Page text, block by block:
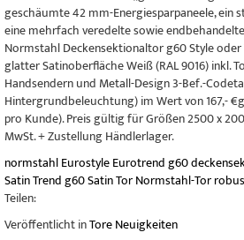
geschäumte 42 mm-Energiesparpaneele, ein
eine mehrfach veredelte sowie
Normstahl Deckensektionaltor g60 Style
glatter Satinoberfläche Weiß (RAL 9016) inkl.
Handsendern und Metall-Design 3-Bef.-
Hintergrundbeleuchtung) im Wert von 167,-
pro Kunde). Preis gültig für Größen 2500 x
MwSt. + Zustellung Händlerlager.
normstahlEurostyleEurotrendg60
SatinTrendg60 SatinTorNormstahl-Tor
Teilen:
Veröffentlicht inTore Neuigkeiten